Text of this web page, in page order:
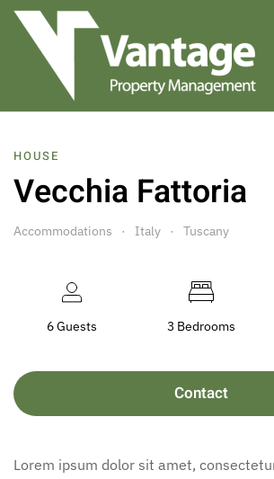
Skip to main content
HOUSE
Vecchia Fattoria
Accommodations Italy Tuscany
6 Guests 3 Bedrooms
Contact
Lorem ipsum dolor sit amet,